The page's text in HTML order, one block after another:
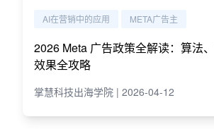
AI在营销中的应用 META广告主
2026 Meta 广告政策全解读：算法、
效果全攻略
掌慧科技出海学院 | 2026-04-12